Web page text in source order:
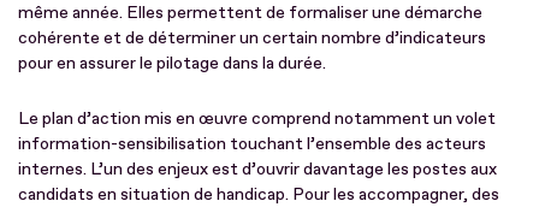
même année. Elles permettent de formaliser une démarche
cohérente et de déterminer un certain nombre d’indicateurs
pour en assurer le pilotage dans la durée.
Le plan d’action mis en œuvre comprend notamment un volet
information-sensibilisation touchant l’ensemble des acteurs
internes. L’un des enjeux est d’ouvrir davantage les postes aux
candidats en situation de handicap. Pour les accompagner, des